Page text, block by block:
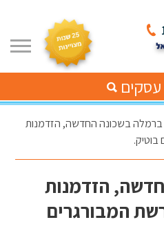
ברמלה בשכונה החדשה, הזדמנות
הזדמנות
המבורגרים